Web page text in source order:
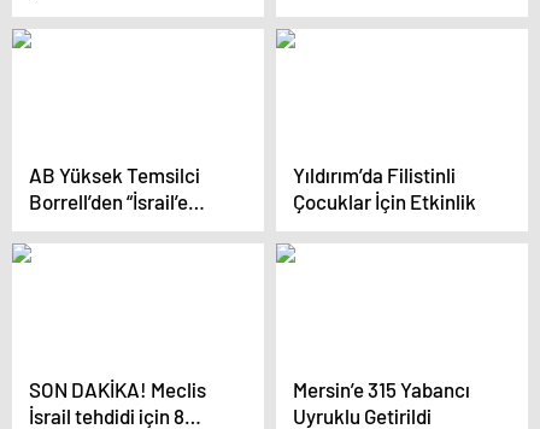
Filistinli öldü
AB Yüksek Temsilci
Borrell’den “İsrail’e
silah ambargosu”
çağrısına destek
Yıldırım’da Filistinli
Çocuklar İçin Etkinlik
SON DAKİKA! Meclis
İsrail tehdidi için 8
Mersin’e 315 Yabancı
Uyruklu Getirildi